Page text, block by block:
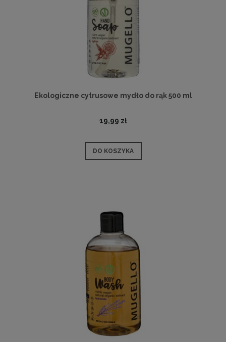
Ekologiczne cytrusowe mydło do rąk 500 ml
19,99 zł
DO KOSZYKA